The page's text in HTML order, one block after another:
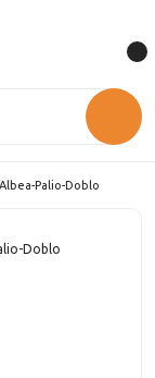
Palio-Doblo